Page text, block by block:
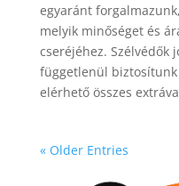
egyaránt
melyik minőséget és
cseréjéhez. Szélvédők
függetlenül biztosítunk
elérhető összes
« Older Entries